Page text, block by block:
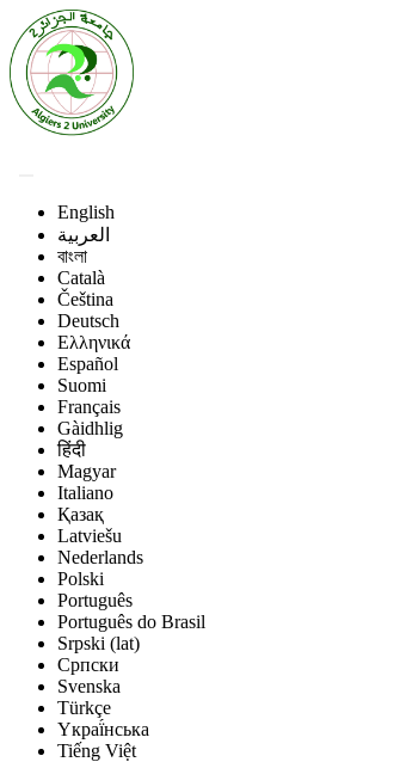
English
العربية
বাংলা
Català
Čeština
Deutsch
Ελληνικά
Español
Suomi
Français
Gàidhlig
हिंदी
Magyar
Italiano
Қазақ
Latviešu
Nederlands
Polski
Português
Português do Brasil
Srpski (lat)
Српски
Svenska
Türkçe
Yкраї́нська
Tiếng Việt